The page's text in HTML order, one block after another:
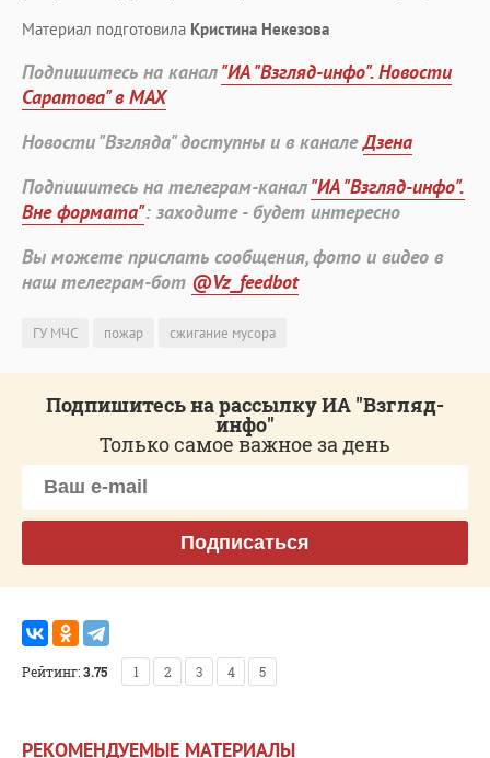
Материал подготовила Кристина Некезова
Подпишитесь на канал"ИА "Взгляд-инфо". Новости
Саратова" в MAX
Новости "Взгляда" доступны и в каналеДзена
Подпишитесь на телеграм-канал"ИА "Взгляд-инфо".
Вне формата": заходите - будет интересно
Вы можете прислать сообщения, фото и видео в
наш телеграм-бот @Vz_feedbot
ГУ МЧС пожар сжигание мусора
Подпишитесь на рассылку ИА "Взгляд-
инфо"
Только самое важное за день
Подписаться
Рейтинг:3.75 1 2 3 4 5
РЕКОМЕНДУЕМЫЕ МАТЕРИАЛЫ